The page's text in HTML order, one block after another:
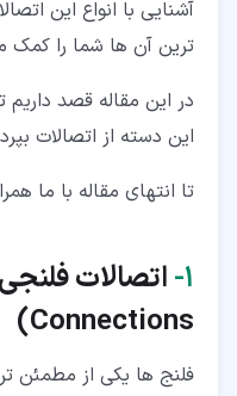
۲‏-‏۲‏- فلنج سوکتی جوشی (Socket Weld Flange)
۲‏-‏۷‏- اتصالات فلنجی تخصصی (Specialty Flange)
۳‏- انواع سطوح اتصالات فلنجی
۴‏- کلاس انواع اتصالات فلنجی
آشنایی با انواع این
ترین آن ها شما را کمک
در این مقاله قصد
این دسته از اتصالات
تا انتهای مقاله با ما
۱‏- اتصالات
Connections
)
فلنج ها یکی از مطمئن